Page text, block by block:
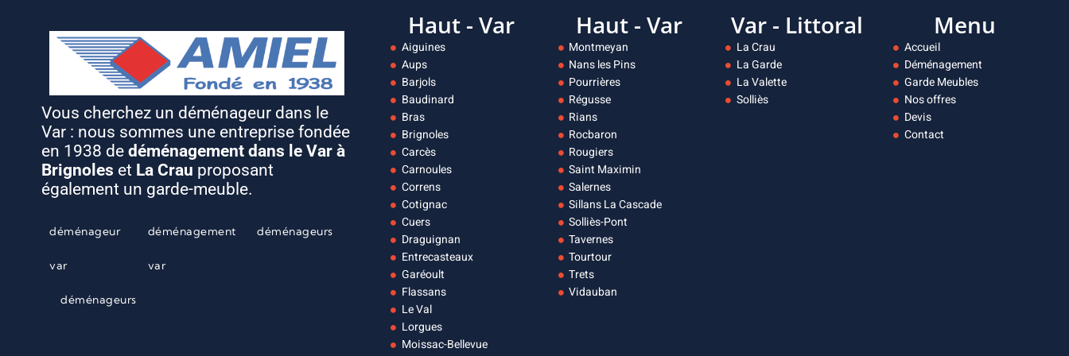
Vous cherchez un déménageur dans le
Var : nous sommes une entreprise fondée
en 1938 de déménagement dans le Var à
Brignoles et La Crau proposant
également un garde-meuble.
déménageur
var
déménagement
var
déménageurs
déménageurs
Haut - Var
Aiguines
Aups
Barjols
Baudinard
Bras
Brignoles
Carcès
Carnoules
Correns
Cotignac
Cuers
Draguignan
Entrecasteaux
Garéoult
Flassans
Le Val
Lorgues
Moissac-Bellevue
Haut - Var
Montmeyan
Nans les Pins
Pourrières
Régusse
Rians
Rocbaron
Rougiers
Saint Maximin
Salernes
Sillans La Cascade
Solliès-Pont
Tavernes
Tourtour
Trets
Vidauban
Var - Littoral
La Crau
La Garde
La Valette
Solliès
Menu
Accueil
Déménagement
Garde Meubles
Nos offres
Devis
Contact